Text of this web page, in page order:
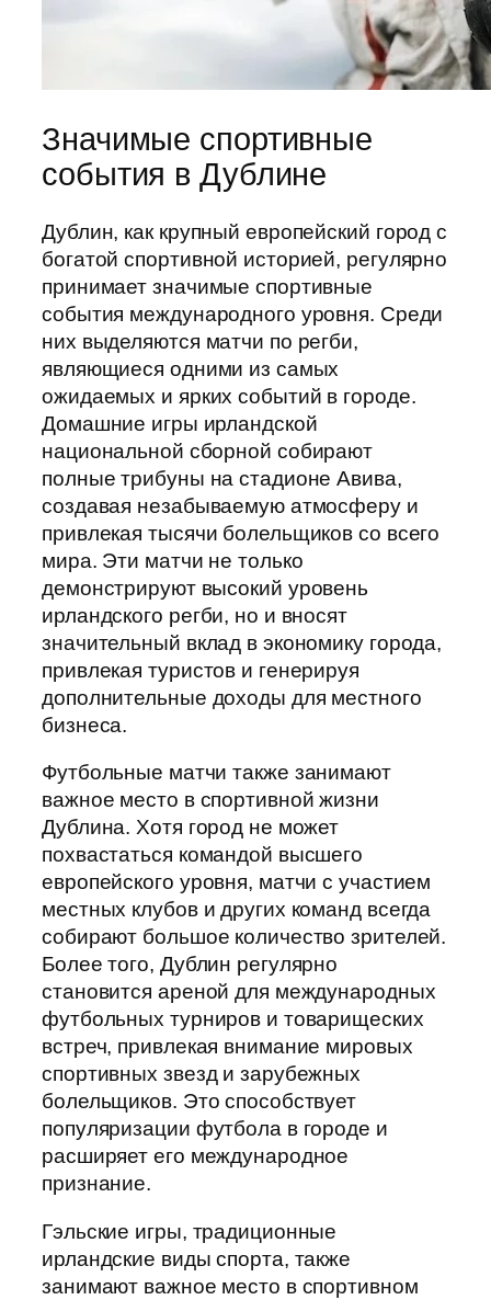
Значимые спортивные
события в Дублине
Дублин, как крупный европейский город с
богатой спортивной историей, регулярно
принимает значимые спортивные
события международного уровня. Среди
них выделяются матчи по регби,
являющиеся одними из самых
ожидаемых и ярких событий в городе.
Домашние игры ирландской
национальной сборной собирают
полные трибуны на стадионе Авива,
создавая незабываемую атмосферу и
привлекая тысячи болельщиков со всего
мира. Эти матчи не только
демонстрируют высокий уровень
ирландского регби, но и вносят
значительный вклад в экономику города,
привлекая туристов и генерируя
дополнительные доходы для местного
бизнеса.
Футбольные матчи также занимают
важное место в спортивной жизни
Дублина. Хотя город не может
похвастаться командой высшего
европейского уровня, матчи с участием
местных клубов и других команд всегда
собирают большое количество зрителей.
Более того, Дублин регулярно
становится ареной для международных
футбольных турниров и товарищеских
встреч, привлекая внимание мировых
спортивных звезд и зарубежных
болельщиков. Это способствует
популяризации футбола в городе и
расширяет его международное
признание.
Гэльские игры, традиционные
ирландские виды спорта, также
занимают важное место в спортивном